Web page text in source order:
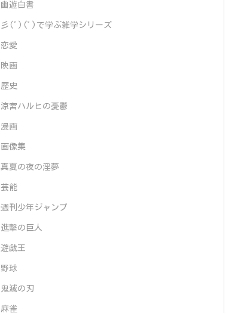
幽遊白書
彡(ﾟ)(ﾟ)で学ぶ雑学シリーズ
恋愛
映画
歴史
涼宮ハルヒの憂鬱
漫画
画像集
真夏の夜の淫夢
芸能
週刊少年ジャンプ
進撃の巨人
遊戯王
野球
鬼滅の刃
麻雀